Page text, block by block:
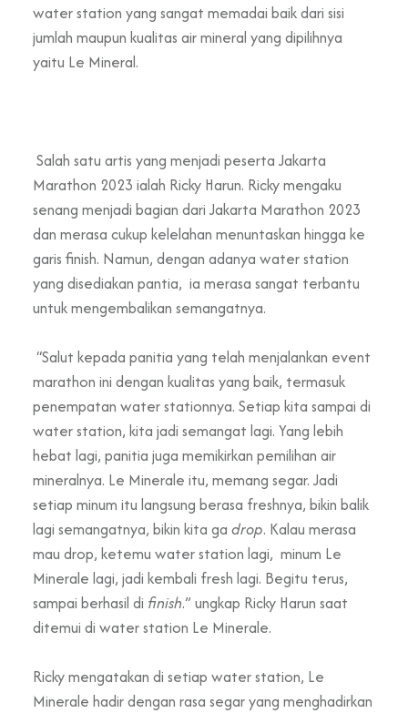
water station yang sangat memadai baik dari sisi
jumlah maupun kualitas air mineral yang dipilihnya
yaitu Le Mineral.
Salah satu artis yang menjadi peserta Jakarta
Marathon 2023 ialah Ricky Harun. Ricky mengaku
senang menjadi bagian dari Jakarta Marathon 2023
dan merasa cukup kelelahan menuntaskan hingga ke
garis finish. Namun, dengan adanya water station
yang disediakan pantia, ia merasa sangat terbantu
untuk mengembalikan semangatnya.
“Salut kepada panitia yang telah menjalankan event
marathon ini dengan kualitas yang baik, termasuk
penempatan water stationnya. Setiap kita sampai di
water station, kita jadi semangat lagi. Yang lebih
hebat lagi, panitia juga memikirkan pemilihan air
mineralnya. Le Minerale itu, memang segar. Jadi
setiap minum itu langsung berasa freshnya, bikin balik
lagi semangatnya, bikin kita ga drop. Kalau merasa
mau drop, ketemu water station lagi, minum Le
Minerale lagi, jadi kembali fresh lagi. Begitu terus,
sampai berhasil di finish.” ungkap Ricky Harun saat
ditemui di water station Le Minerale.
Ricky mengatakan di setiap water station, Le
Minerale hadir dengan rasa segar yang menghadirkan